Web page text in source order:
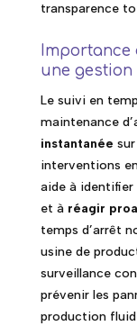
transparence
une gestion
Le suivi en
maintenance
instantanée
interventions
aide à
et à réagir
temps d’arrêt
usine de
surveillance
prévenir les
production